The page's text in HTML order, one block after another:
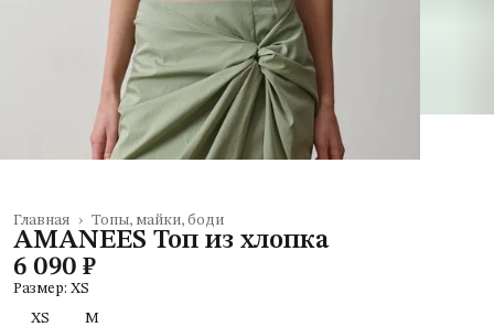
Топы, майки, боди
Главная ›
AMANEES Топ из хлопка
6 090 ₽
Размер: XS
XS
M